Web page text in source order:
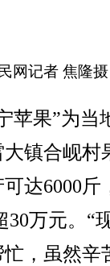
网记者 焦隆摄
果”为当
镇合岘村
达6000斤
30万元。“
，虽然辛